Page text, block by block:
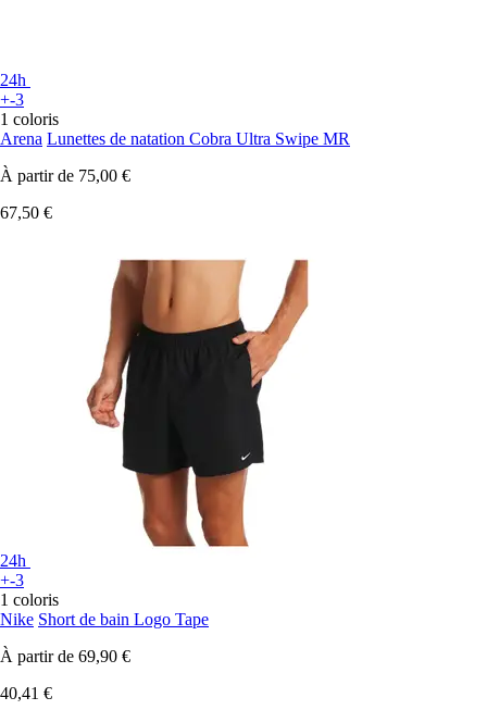
24h
+-3
1 coloris
Arena Lunettes de natation Cobra Ultra Swipe MR
À partir de 75,00 €
67,50 €
24h
+-3
1 coloris
Nike Short de bain Logo Tape
À partir de 69,90 €
40,41 €